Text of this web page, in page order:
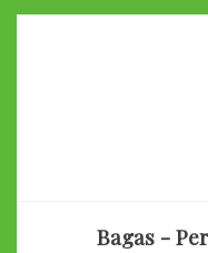
Bagas -